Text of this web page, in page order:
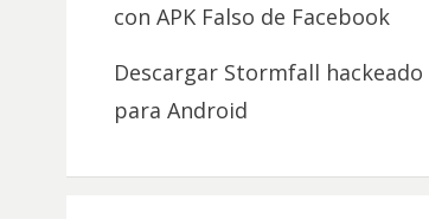
con APK Falso de Facebook
Descargar Stormfall hackeado
para Android